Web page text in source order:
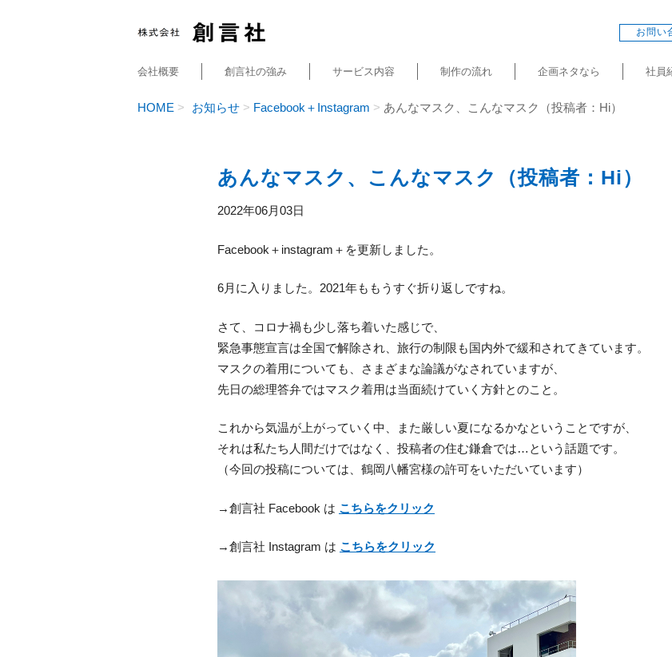
お問い
会社概要 創言社の強み サービス内容 制作の流れ 企画ネタなら 社員
HOME お知らせ Facebook＋Instagram あんなマスク、こんなマスク（投稿者：Hi）
あんなマスク、こんなマスク（投稿者：Hi）
2022年06月03日
Facebook＋instagram＋を更新しました。
6月に入りました。2021年ももうすぐ折り返しですね。
さて、コロナ禍も少し落ち着いた感じで、
緊急事態宣言は全国で解除され、旅行の制限も国内外で緩和されてきています。
マスクの着用についても、さまざまな論議がなされていますが、
先日の総理答弁ではマスク着用は当面続けていく方針とのこと。
これから気温が上がっていく中、また厳しい夏になるかなということですが、
それは私たち人間だけではなく、投稿者の住む鎌倉では…という話題です。
（今回の投稿については、鶴岡八幡宮様の許可をいただいています）
→創言社 Facebook は こちらをクリ ック
→創言社 Instagram は こ ちらをクリック